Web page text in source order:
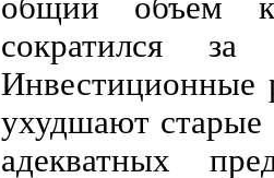
общий объем
сократился
Инвестиционные
ухудшают старые
адекватных